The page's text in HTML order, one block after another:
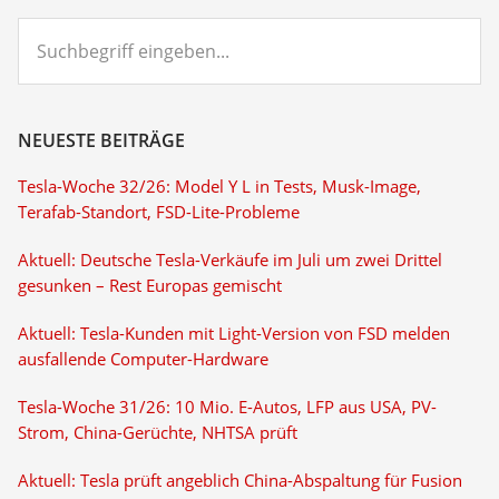
eingeben...
NEUESTE BEITRÄGE
Tesla-Woche 32/26: Model Y L in Tests, Musk-Image,
Terafab-Standort, FSD-Lite-Probleme
Aktuell: Deutsche Tesla-Verkäufe im Juli um zwei Drittel
gesunken – Rest Europas gemischt
Aktuell: Tesla-Kunden mit Light-Version von FSD melden
ausfallende Computer-Hardware
Tesla-Woche 31/26: 10 Mio. E-Autos, LFP aus USA, PV-
Strom, China-Gerüchte, NHTSA prüft
Aktuell: Tesla prüft angeblich China-Abspaltung für Fusion